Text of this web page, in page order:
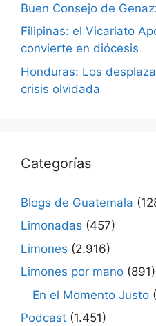
Buen Consejo de
Filipinas: el Vicariato
convierte en diócesis
Honduras: Los
crisis olvidada
Categorías
Blogs de Guatemala
Limonadas (457)
Limones (2.916)
Limones por mano (891)
En el Momento Justo
Podcast (1.451)